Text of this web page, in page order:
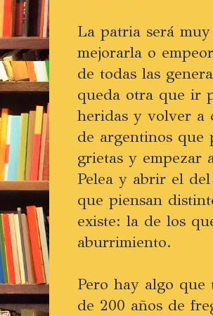
La patria será
mejorarla o
de todas las
queda otra que ir
heridas y volver a
de argentinos que
grietas y empezar
Pelea y abrir el
que piensan
existe: la de los
aburrimiento.
Pero hay algo que
de 200 años de